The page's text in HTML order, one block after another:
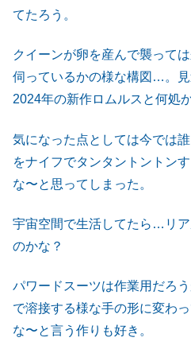
てたろう。
クイーンが卵を産んで襲って
伺っているかの様な構図…。
2024年の新作ロムルスと何処
気になった点としては今では
をナイフでタンタントントン
な〜と思ってしまった。
宇宙空間で生活してたら…リ
のかな？
パワードスーツは作業用だろ
で溶接する様な手の形に変わ
な〜と言う作りも好き。